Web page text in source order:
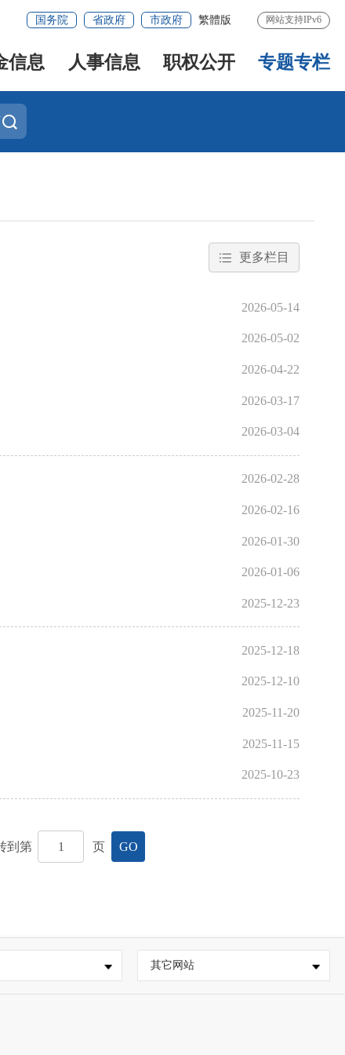
国务院 省政府 市政府 繁體版 网站支持IPv6
信息 人事信息 职权公开 专题专栏
更多栏目
2026-05-14
2026-05-02
2026-04-22
2026-03-17
2026-03-04
2026-02-28
2026-02-16
2026-01-30
2026-01-06
2025-12-23
2025-12-18
2025-12-10
2025-11-20
2025-11-15
2025-10-23
到第 页 GO
其它网站